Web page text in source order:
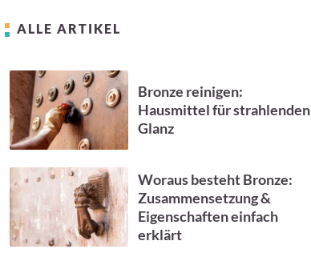
ALLE ARTIKEL
Bronze reinigen:
Hausmittel für strahlenden
Glanz
Woraus besteht Bronze:
Zusammensetzung &
Eigenschaften einfach
erklärt